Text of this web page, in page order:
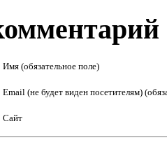
Имя (обязательное поле)
Email (не будет виден посетителям)
Сайт